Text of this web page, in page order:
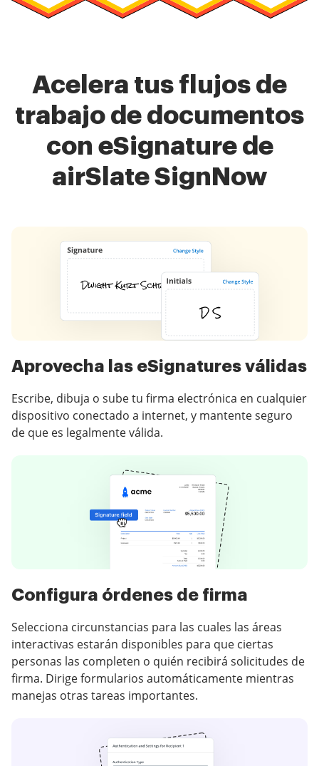
Acelera tus flujos de
trabajo de documentos
con eSignature de
airSlate SignNow
Aprovecha las eSignatures válidas
Escribe, dibuja o sube tu firma electrónica en cualquier
dispositivo conectado a internet, y mantente seguro
de que es legalmente válida.
Configura órdenes de firma
Selecciona circunstancias para las cuales las áreas
interactivas estarán disponibles para que ciertas
personas las completen o quién recibirá solicitudes de
firma. Dirige formularios automáticamente mientras
manejas otras tareas importantes.